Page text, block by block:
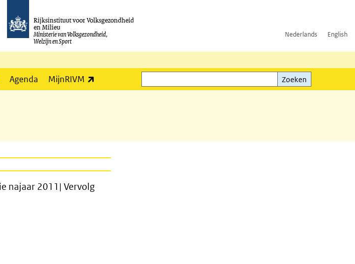
Rijksinstituut voor Volksgezondheid
en Milieu
Ministerie van Volksgezondheid,
Welzijn en Sport
Nederlands English
Agenda MijnRIVM
Zoeken
Zoeken
najaar 2011| Vervolg